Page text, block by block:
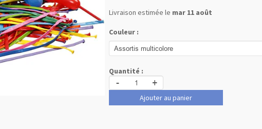
Livraison estimée le mar 11 août
Couleur :
Quantité :
- +
Ajouter au panier